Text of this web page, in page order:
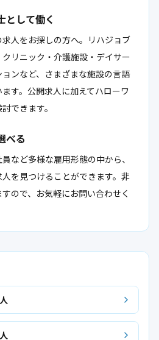
として働く
人をお探しの方へ。リハジョブ
リニック・介護施設・デイサー
ンなど、さまざまな施設の言語
す。公開求人に加えてハローワ
できます。
べる
など多様な雇用形態の中から、
を見つけることができます。非
ので、お気軽にお問い合わせく